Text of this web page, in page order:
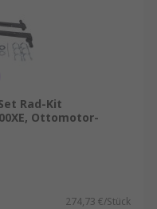
Rad-Kit
Ottomotor-
274,73 €/Stück